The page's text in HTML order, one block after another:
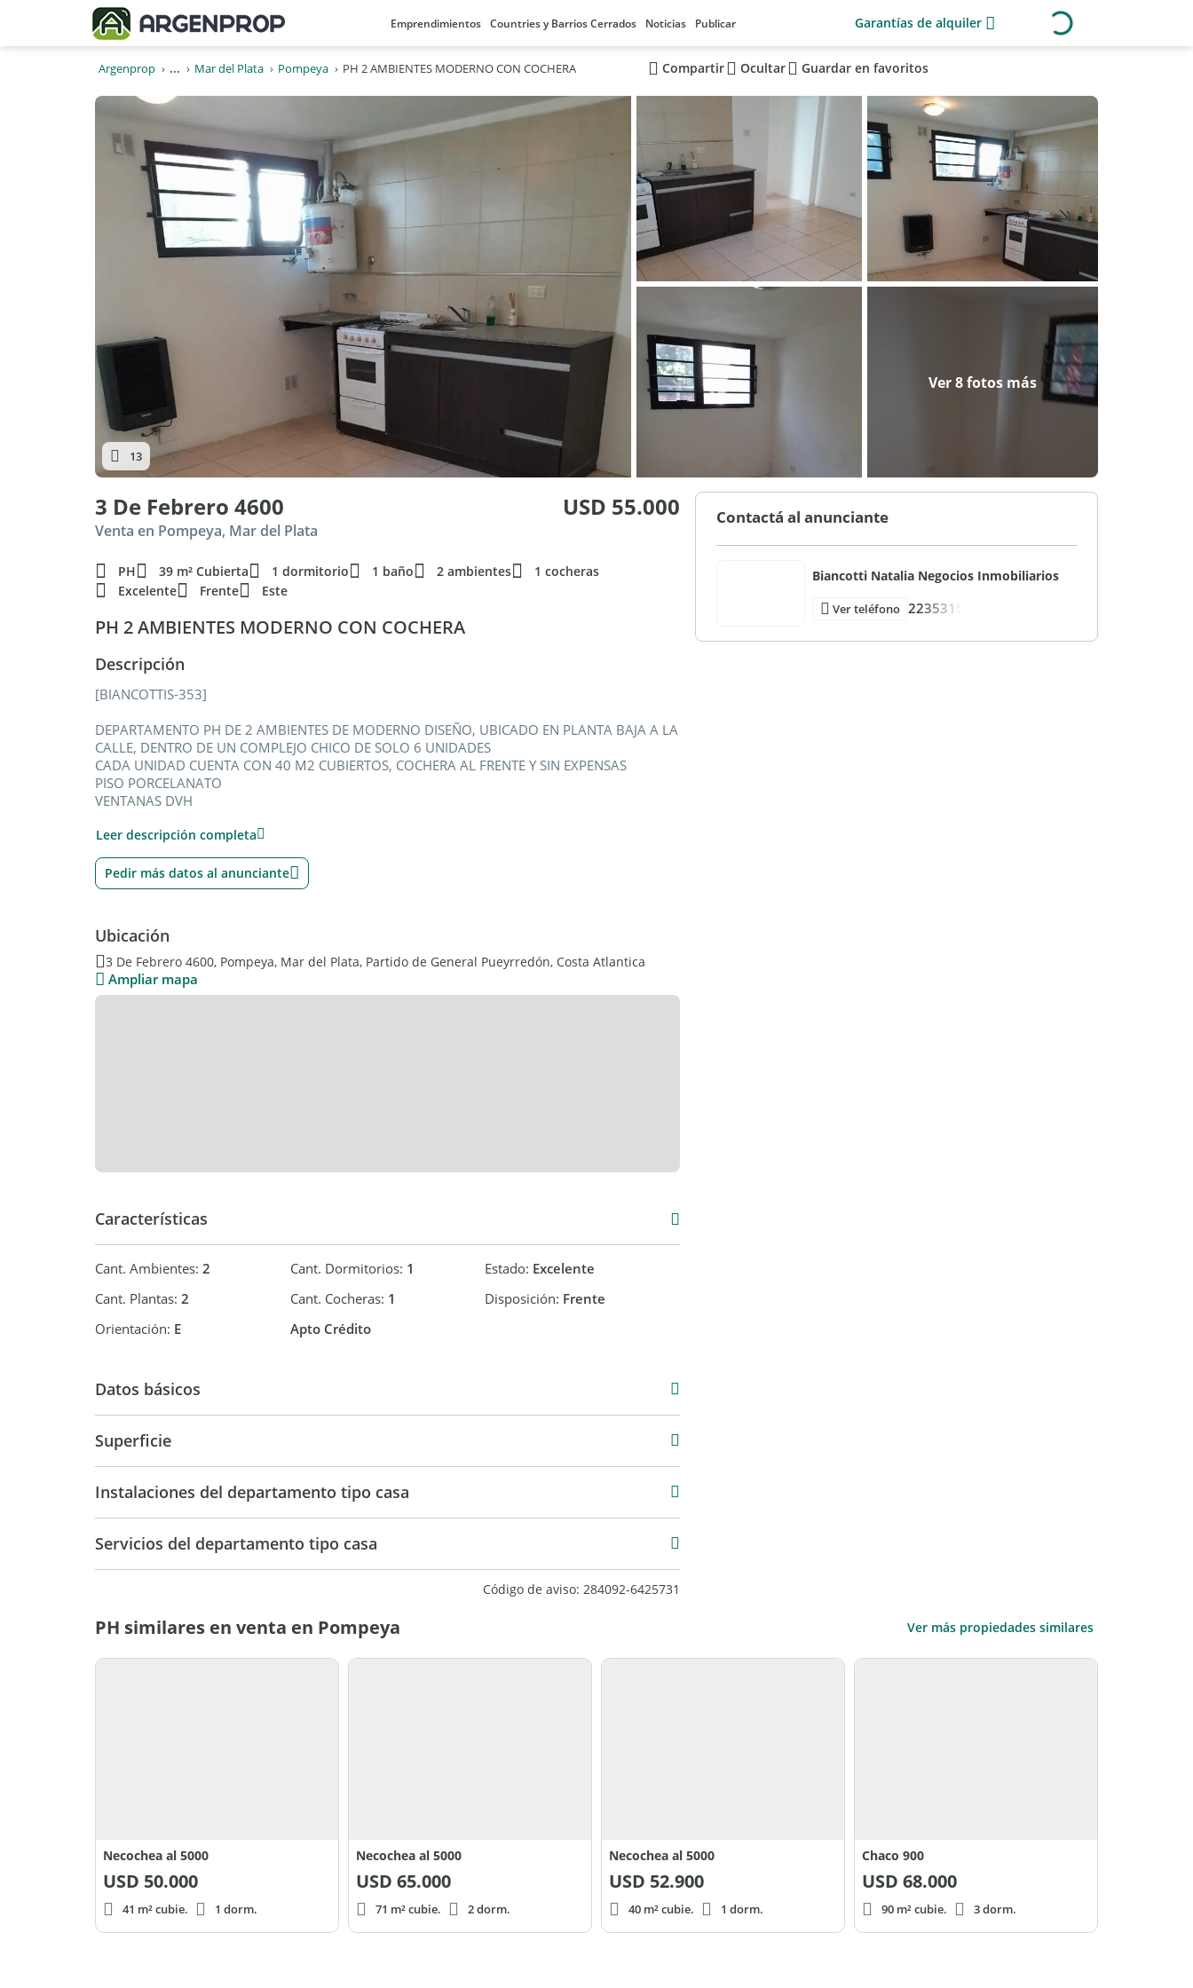
Emprendimientos Countries y Barrios Cerrados Noticias Publicar Garantías de alquiler
Argenprop ... Mar del Plata Pompeya PH 2 AMBIENTES MODERNO CON COCHERA Compartir Ocultar Guardar en favoritos
Ver 8 fotos más
13
3 De Febrero 4600 USD 55.000
Venta en Pompeya, Mar del Plata
PH 39 m² Cubierta 1 dormitorio 1 baño 2 ambientes
1 cocheras
Excelente
Frente Este
PH 2 AMBIENTES MODERNO CON COCHERA
Descripción
[BIANCOTTIS-353]
DEPARTAMENTO PH DE 2 AMBIENTES DE MODERNO DISEÑO, UBICADO EN PLANTA BAJA A LA
CALLE, DENTRO DE UN COMPLEJO CHICO DE SOLO 6 UNIDADES
CADA UNIDAD CUENTA CON 40 M2 CUBIERTOS, COCHERA AL FRENTE Y SIN EXPENSAS
PISO PORCELANATO
VENTANAS DVH
CALLE ASFALTADA
ANTIGUEDAD 10 AÑOS
APTO CRÉDITO BANCARIO
USD 57.900
PERFECTOS PARA VIVIR, INVERTIR O GENERAR RENTA EN UNA ZONA RESIDENCIAL CON
EXCELENTE UBICACIÓN Y SERVICIOS
Leer descripción completa
Pedir más datos al anunciante
Ubicación
3 De Febrero 4600, Pompeya, Mar del Plata, Partido de General Pueyrredón, Costa Atlantica
Ampliar mapa
Características
Cant. Ambientes: 2 Cant. Dormitorios: 1 Estado: Excelente
Cant. Plantas: 2 Cant. Cocheras: 1 Disposición: Frente
Orientación: E Apto Crédito
Datos básicos
Superficie
Instalaciones del departamento tipo casa
Servicios del departamento tipo casa
Código de aviso: 284092-6425731
Contactá al anunciante
Biancotti Natalia Negocios Inmobiliarios
Ver teléfono 2235315
PH similares en venta en Pompeya Ver más propiedades similares
Necochea al 5000
USD 50.000
41 m² cubie. 1 dorm.
Necochea al 5000
USD 65.000
71 m² cubie. 2 dorm.
Necochea al 5000
USD 52.900
40 m² cubie. 1 dorm.
Chaco 900
USD 68.000
90 m² cubie. 3 dorm.